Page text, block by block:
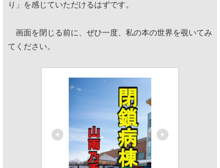
り」を感じていただけるはずです。
画面を閉じる前に、ぜひ一度、私の本の世界を覗いてみ
てください。